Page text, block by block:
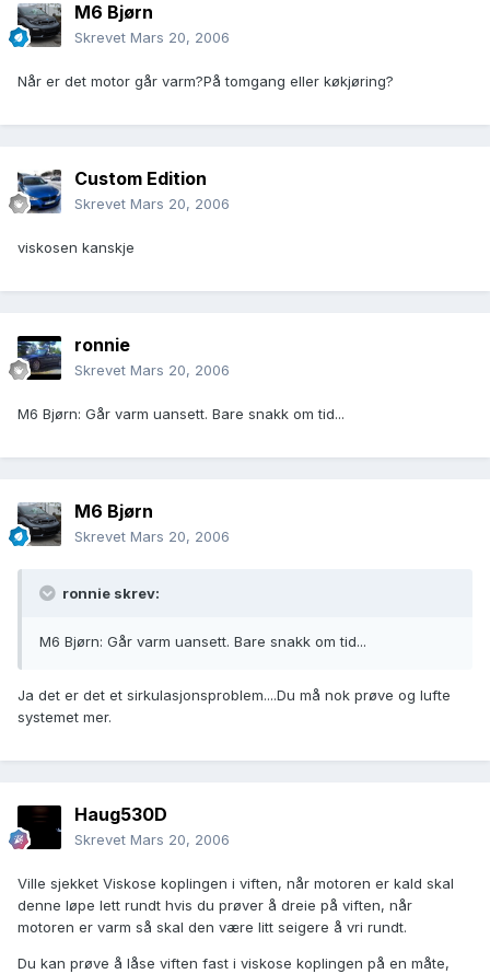
M6 Bjørn
Skrevet Mars 20, 2006
Når er det motor går varm?På tomgang eller køkjøring?
Custom Edition
Skrevet Mars 20, 2006
viskosen kanskje
ronnie
Skrevet Mars 20, 2006
M6 Bjørn: Går varm uansett. Bare snakk om tid...
M6 Bjørn
Skrevet Mars 20, 2006
ronnie skrev:
M6 Bjørn: Går varm uansett. Bare snakk om tid...
Ja det er det et sirkulasjonsproblem....Du må nok prøve og lufte
systemet mer.
Haug530D
Skrevet Mars 20, 2006
Ville sjekket Viskose koplingen i viften, når motoren er kald skal
denne løpe lett rundt hvis du prøver å dreie på viften, når
motoren er varm så skal den være litt seigere å vri rundt.
Du kan prøve å låse viften fast i viskose koplingen på en måte,